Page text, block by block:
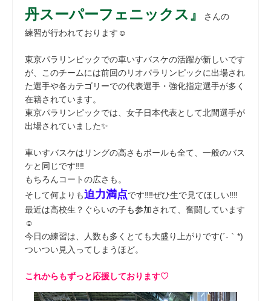
丹スーパーフェニックス』
さんの
練習が行われております☺
東京パラリンピックでの車いすバスケの活躍が新しいです
が、このチームには前回のリオパラリンピックに出場され
た選手や各カテゴリーでの代表選手・強化指定選手が多く
在籍されています。
東京パラリンピックでは、女子日本代表として北間選手が
出場されていました✨
車いすバスケはリングの高さもボールも全て、一般のバス
ケと同じです‼‼
もちろんコートの広さも。
そして何よりも迫力満点です‼‼ぜひ生で見てほしい‼‼
最近は高校生？ぐらいの子も参加されて、奮闘しています
☺
今日の練習は、人数も多くとても大盛り上がりです(´-｀*)
ついつい見入ってしまうほど。
これからもずっと応援しております♡